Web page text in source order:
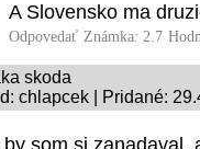
A Slovensko ma
Odpovedať Známka: 2.7
skoda
chlapcek | Pridané:
by som si zanadaval,